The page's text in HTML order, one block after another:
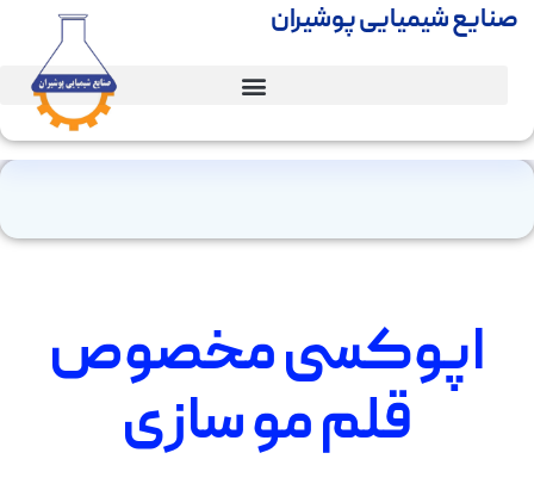
صنایع شیمیایی پوشیران
اپوکسی مخصوص
قلم مو سازی